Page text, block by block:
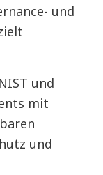
und
und
mit
und